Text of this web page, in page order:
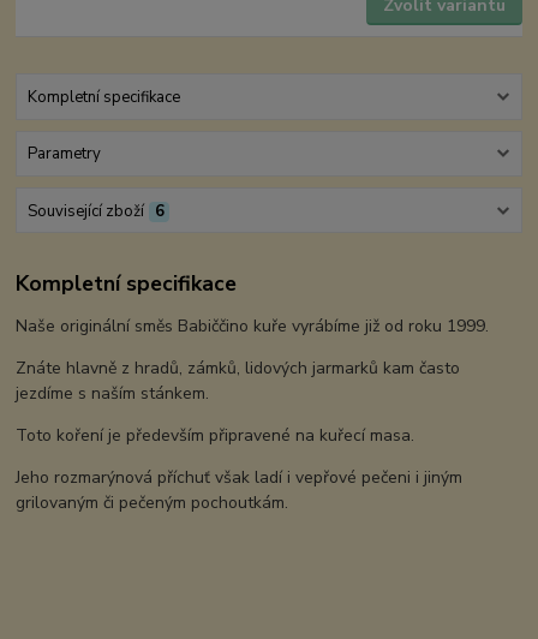
Zvolit variantu
Kompletní specifikace
Parametry
Související zboží 6
Kompletní specifikace
Naše originální směs Babiččino kuře vyrábíme již od roku 1999.
Znáte hlavně z hradů, zámků, lidových jarmarků kam často
jezdíme s naším stánkem.
Toto koření je především připravené na kuřecí masa.
Jeho rozmarýnová příchuť však ladí i vepřové pečeni i jiným
grilovaným či pečeným pochoutkám.